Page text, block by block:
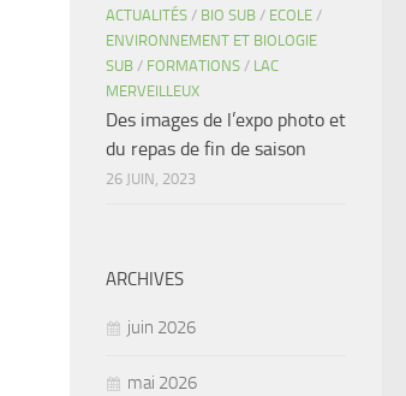
ACTUALITÉS / BIO SUB / ECOLE /
ENVIRONNEMENT ET BIOLOGIE
SUB / FORMATIONS / LAC
MERVEILLEUX
Des images de l’expo photo et
du repas de fin de saison
26 JUIN, 2023
ARCHIVES
juin 2026
mai 2026